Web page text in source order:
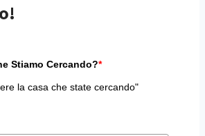
Stiamo Cercando?*
la casa che state cercando"